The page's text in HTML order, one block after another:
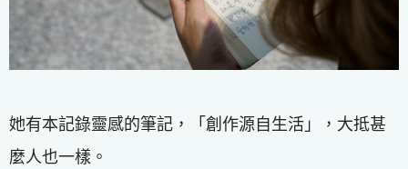
她有本記錄靈感的筆記，「創作源自生活」，大抵甚
麼人也一樣。